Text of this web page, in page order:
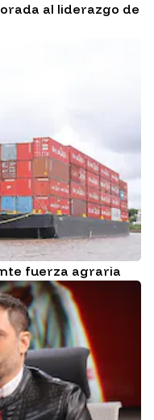
al liderazgo de
fuerza agraria